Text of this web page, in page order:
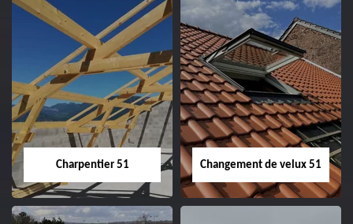
Entreprise de
couverture 51
Démoussage de
toiture 51
Charpentier 51 Changement de velux 51